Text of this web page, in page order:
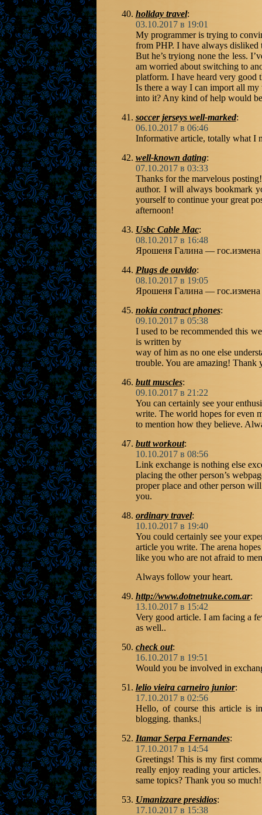
holiday travel:
03.10.2017 в 19:01
My programmer is trying to
from PHP. I have always disliked
But he’s tryiong none the less.
am worried about switching to
platform. I have heard very good
Is there a way I can import all my
into it? Any kind of help would
soccer jerseys well-marked:
06.10.2017 в 06:46
Informative article, totally what I
well-known dating:
07.10.2017 в 03:33
Thanks for the marvelous
author. I will always bookmark
yourself to continue your great
afternoon!
Usbc Cable Mac:
08.10.2017 в 16:48
Ярошеня Галина —
Plugs de ouvido:
08.10.2017 в 19:05
Ярошеня Галина —
nokia contract phones:
09.10.2017 в 05:38
I used to be recommended this
is written by
way of him as no one else
trouble. You are amazing! Thank
butt muscles:
09.10.2017 в 21:22
You can certainly see your
write. The world hopes for even
to mention how they believe.
butt workout:
10.10.2017 в 08:56
Link exchange is nothing else
placing the other person’s
proper place and other person
you.
ordinary travel:
10.10.2017 в 19:40
You could certainly see your
article you write. The arena
like you who are not afraid to
Always follow your heart.
http://www.dotnetnuke.com.ar:
13.10.2017 в 15:42
Very good article. I am facing a
as well..
check out:
16.10.2017 в 19:51
Would you be involved in
lelio vieira carneiro junior:
17.10.2017 в 02:56
Hello, of course this article is
blogging. thanks.|
Itamar Serpa Fernandes:
17.10.2017 в 14:54
Greetings! This is my first
really enjoy reading your
same topics? Thank you so
Umanizzare presidios:
17.10.2017 в 15:38